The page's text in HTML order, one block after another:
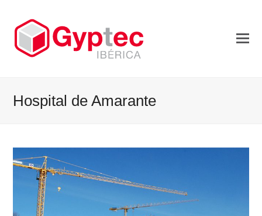
Hospital de Amarante